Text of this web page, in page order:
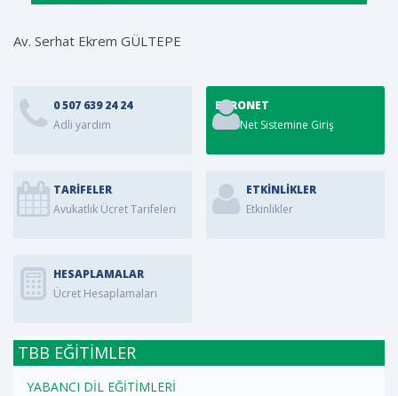
Av. Serhat Ekrem GÜLTEPE
0 507 639 24 24
Adli yardım
BARONET
BaroNet Sistemine Giriş
TARİFELER
Avukatlık Ücret Tarifeleri
ETKINLIKLER
Etkinlikler
HESAPLAMALAR
Ücret Hesaplamaları
TBB EĞİTİMLER
YABANCI DİL EĞİTİMLERİ